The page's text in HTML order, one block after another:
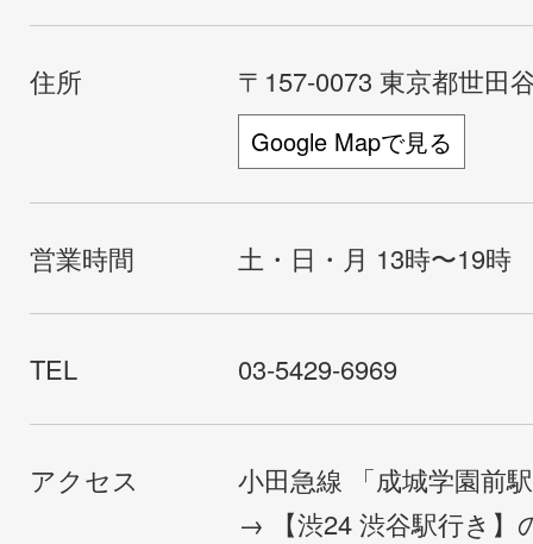
住所 〒157-0073 東京都世田
Google Mapで見る
営業時間 土・日・月 13時〜19時
TEL 03-5429-6969
アクセス
小田急線 「成城学園前
→ 【渋24 渋谷駅行き】